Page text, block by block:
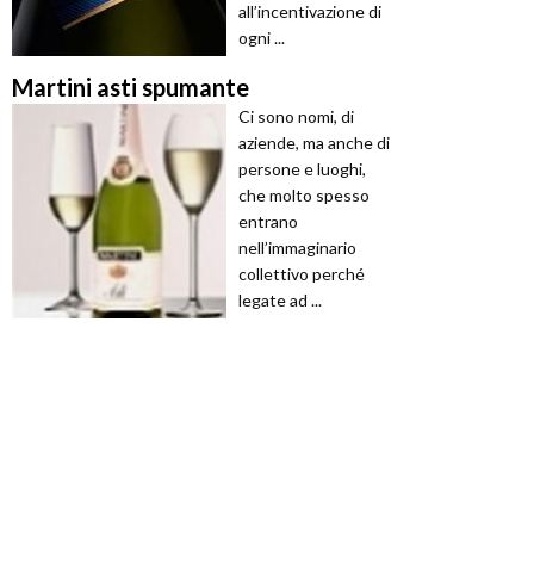
all’incentivazione di
ogni ...
Martini asti spumante
Ci sono nomi, di
aziende, ma anche di
persone e luoghi,
che molto spesso
entrano
nell’immaginario
collettivo perché
legate ad ...